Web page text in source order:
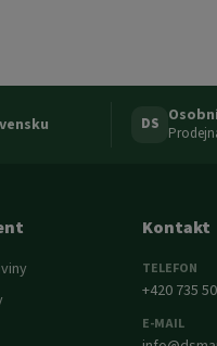
DS
Kontakt
TELEFON
+420 735
E-MAIL